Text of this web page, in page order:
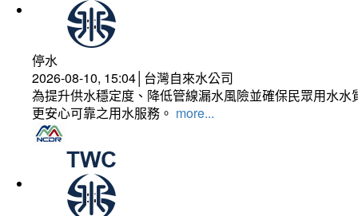
停水
2026-08-10, 15:04│台灣自來水公司
為提升供水穩定度、降低管線漏水風險並確保民眾用水
更安心可靠之用水服務。 more...